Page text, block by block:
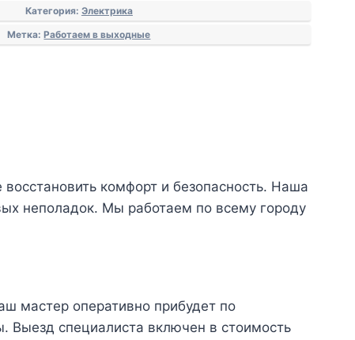
Категория: Электрика
Метка:Работаем в выходные
комфорт и безопасность. Наша
неполадок. Мы работаем по всему городу
мастер оперативно прибудет по
Выезд специалиста включен в стоимость